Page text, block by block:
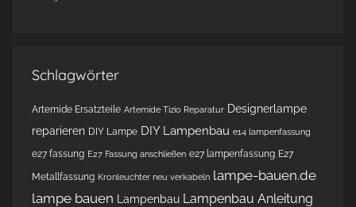
Schlagwörter
Artemide Ersatzteile Artemide Tizio Reparatur Designerlampe
reparieren DIY Lampe DIY Lampenbau e14 lampenfassung
e27 fassung E27 Fassung anschließen e27 lampenfassung E27
Metallfassung Kronleuchter neu verkabeln lampe-bauen.de
lampe bauen
Lampenbau Lampenbau Anleitung